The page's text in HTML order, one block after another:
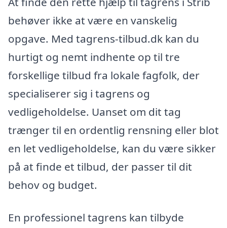
behøver ikke at være en vanskelig
opgave. Med tagrens-tilbud.dk kan du
hurtigt og nemt indhente op til tre
forskellige tilbud fra lokale fagfolk, der
specialiserer sig i tagrens og
vedligeholdelse. Uanset om dit tag
trænger til en ordentlig rensning eller blot
en let vedligeholdelse, kan du være sikker
på at finde et tilbud, der passer til dit
behov og budget.
En professionel tagrens kan tilbyde